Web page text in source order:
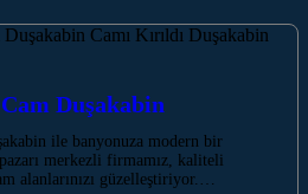
Duşakabin
ile banyonuza modern bir
merkezli firmamız, kaliteli
alanlarınızı güzelleştiriyor.…